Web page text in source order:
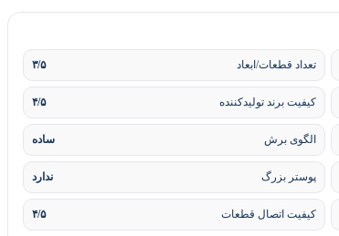
تعداد قطعات/ابعاد ۳/۵
کیفیت برند تولیدکننده ۴/۵
الگوی برش ساده
پوستر بزرگ ندارد
کیفیت اتصال قطعات ۴/۵